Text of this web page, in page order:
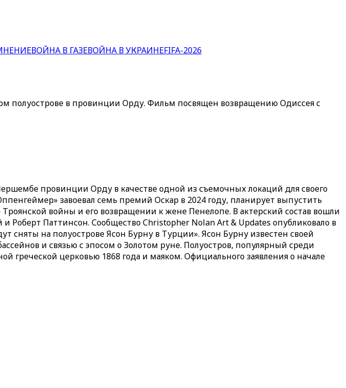
ВОЙНА В ГАЗЕВОЙНА В УКРАИНЕFIFA-2026
полуострове в провинции Орду. Фильм посвящен возвращению Одиссея с
провинции Орду в качестве одной из съемочных локаций для своего
завоевал семь премий Оскар в 2024 году, планирует выпустить
войны и его возвращении к жене Пенелопе. В актерский состав вошли
Паттинсон. Сообщество Christopher Nolan Art & Updates опубликовало в
сняты на полуострове Ясон Бурну в Турции». Ясон Бурну известен своей
и связью с эпосом о Золотом руне. Полуостров, популярный среди
греческой церковью 1868 года и маяком. Официального заявления о начале